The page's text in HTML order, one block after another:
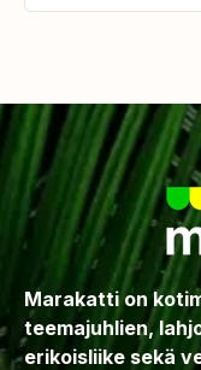
Marakatti on
teemajuhlien,
erikoisliike sekä